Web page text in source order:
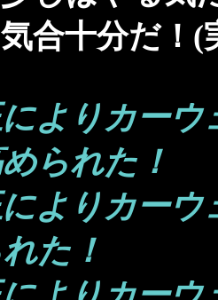
合十分だ！(
よりカー
られた！
よりカーウ
た！